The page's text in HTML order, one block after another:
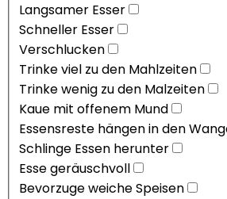
Langsamer Esser
Schneller Esser
Verschlucken
Trinke viel zu den Mahlzeiten
Trinke wenig zu den Malzeiten
Kaue mit offenem Mund
Essensreste hängen in den
Schlinge Essen herunter
Esse geräuschvoll
Bevorzuge weiche Speisen